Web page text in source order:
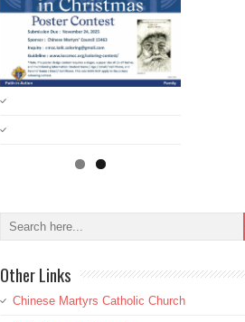
Other Links
Chinese Martyrs Catholic Church